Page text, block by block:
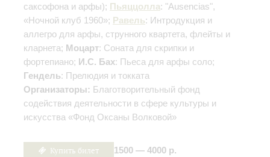
саксофона и арфы); Пьяццолла: "Ausencias",
«Ночной клуб 1960»; Равель: Интродукция и
аллегро для арфы, струнного квартета, флейты и
кларнета; Моцарт: Соната для скрипки и
фортепиано; И.С. Бах: Пьеса для арфы соло;
Гендель: Прелюдия и токката
Организаторы: Благотворительный фонд
содействия деятельности в сфере культуры и
искусства «Фонд Оксаны Волковой»
Купить билет 1500 — 4000 р.